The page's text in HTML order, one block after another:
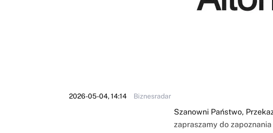
2026-05-04, 14:14 Biznesradar
Szanowni Państwo,
zapraszamy do